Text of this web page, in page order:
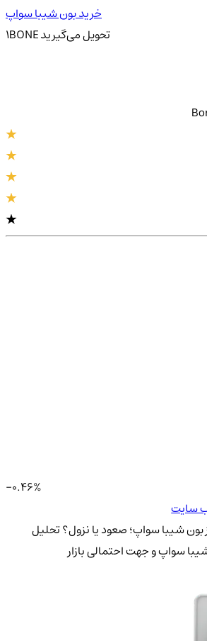
خرید بون شیبا سواپ
1BONE تحویلمی‌گیرید
-0.46%
سایت
شیبا سواپ؛ صعود یا نزول؟تحلیل
سواپ و جهت احتمالی بازار